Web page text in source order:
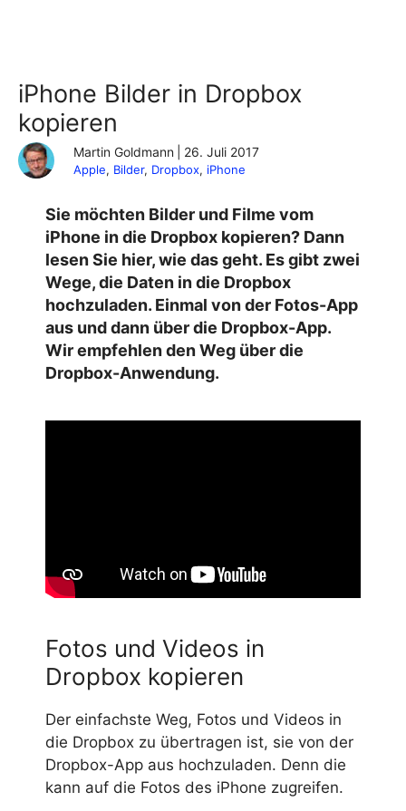
iPhone Bilder in Dropbox
kopieren
Martin Goldmann 26. Juli 2017
Apple, Bilder, Dropbox, iPhone
Sie möchten Bilder und Filme vom
iPhone in die Dropbox kopieren? Dann
lesen Sie hier, wie das geht. Es gibt zwei
Wege, die Daten in die Dropbox
hochzuladen. Einmal von der Fotos-App
aus und dann über die Dropbox-App.
Wir empfehlen den Weg über die
Dropbox-Anwendung.
Fotos und Videos in
Dropbox kopieren
Der einfachste Weg, Fotos und Videos in
die Dropbox zu übertragen ist, sie von der
Dropbox-App aus hochzuladen. Denn die
kann auf die Fotos des iPhone zugreifen.